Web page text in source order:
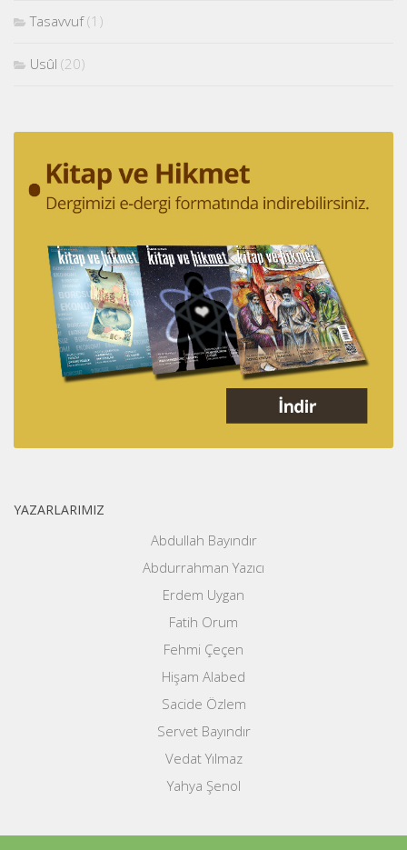
Tasavvuf(1)
Usûl (20)
YAZARLARIMIZ
Abdullah Bayındır
Abdurrahman Yazıcı
Erdem Uygan
Fatih Orum
Fehmi Çeçen
Hişam Alabed
Sacide Özlem
Servet Bayındır
Vedat Yılmaz
Yahya Şenol